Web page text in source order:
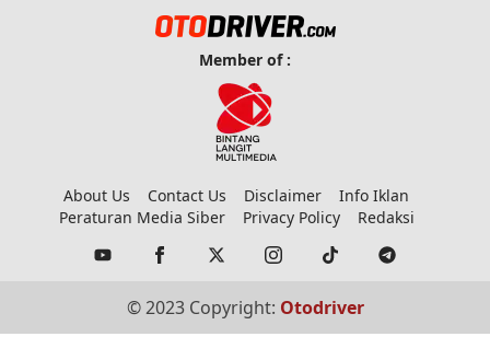
Member of :
About Us Contact Us Disclaimer
Info Iklan
Peraturan Media Siber
Privacy Policy Redaksi
© 2023 Copyright: Otodriver